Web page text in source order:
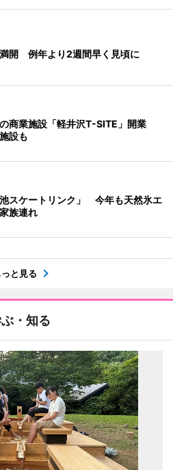
開 例年より2週間早く見頃に
商業施設「軽井沢T-SITE」開業
設も
スケートリンク」 今年も天然氷エ
族連れ
っと見る
・知る